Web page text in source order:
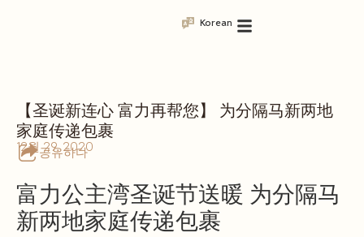
Korean
【圣诞新连心 富力再帮您】 为分隔马新两地
家庭传递包裹
공유하다
12월 29, 2020
富力公主湾圣诞节送暖 为分隔马
新两地家庭传递包裹